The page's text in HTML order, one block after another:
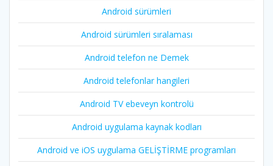
Android sürümleri
Android sürümleri sıralaması
Android telefon ne Demek
Android telefonlar hangileri
Android TV ebeveyn kontrolü
Android uygulama kaynak kodları
Android ve iOS uygulama GELİŞTİRME programları